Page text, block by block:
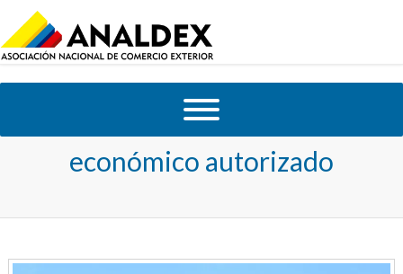
Tag Archives:
económico autorizado